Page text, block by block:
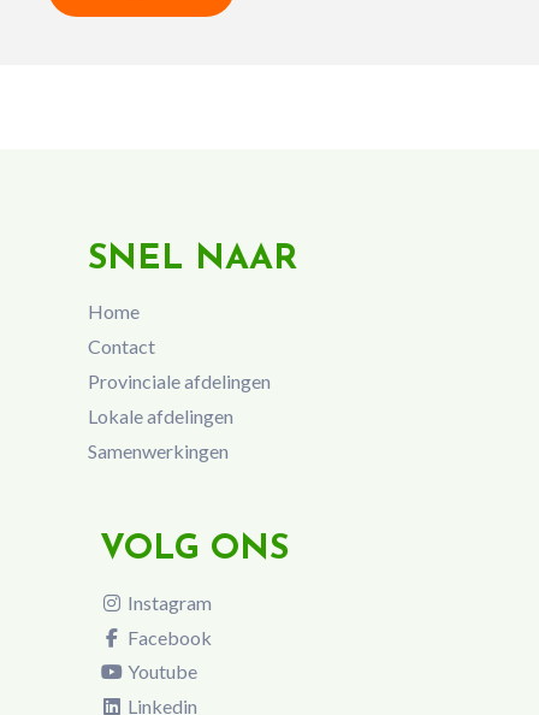
SNEL NAAR
Home
Contact
Provinciale afdelingen
Lokale afdelingen
Samenwerkingen
VOLG ONS
Instagram
Facebook
Youtube
Linkedin